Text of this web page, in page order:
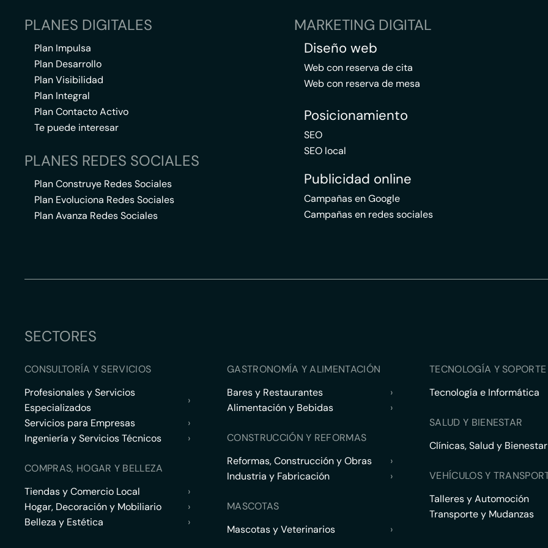
PLANES DIGITALES
Plan Impulsa
Plan Desarrollo
Plan Visibilidad
Plan Integral
Plan Contacto Activo
Te puede interesar
PLANES REDES SOCIALES
Plan Construye Redes Sociales
Plan Evoluciona Redes Sociales
Plan Avanza Redes Sociales
MARKETING DIGITAL
Diseño web
Web con reserva de cita
Web con reserva de mesa
Posicionamiento
SEO
SEO local
Publicidad online
Campañas en Google
Campañas en redes sociales
SECTORES
CONSULTORÍA Y SERVICIOS
Profesionales y Servicios
Especializados
›
Servicios para Empresas
›
Ingeniería y Servicios Técnicos
›
COMPRAS, HOGAR Y BELLEZA
Tiendas y Comercio Local
›
Hogar, Decoración y Mobiliario
›
Belleza y Estética
›
GASTRONOMÍA Y ALIMENTACIÓN
Bares y Restaurantes
›
Alimentación y Bebidas
›
CONSTRUCCIÓN Y REFORMAS
Reformas, Construcción y Obras
›
Industria y Fabricación
›
MASCOTAS
Mascotas y Veterinarios
›
TECNOLOGÍA Y
Tecnología e Informática
SALUD Y BIENESTAR
Clínicas, Salud y Bienestar
VEHÍCULOS Y
Talleres y Automoción
Transporte y Mudanzas